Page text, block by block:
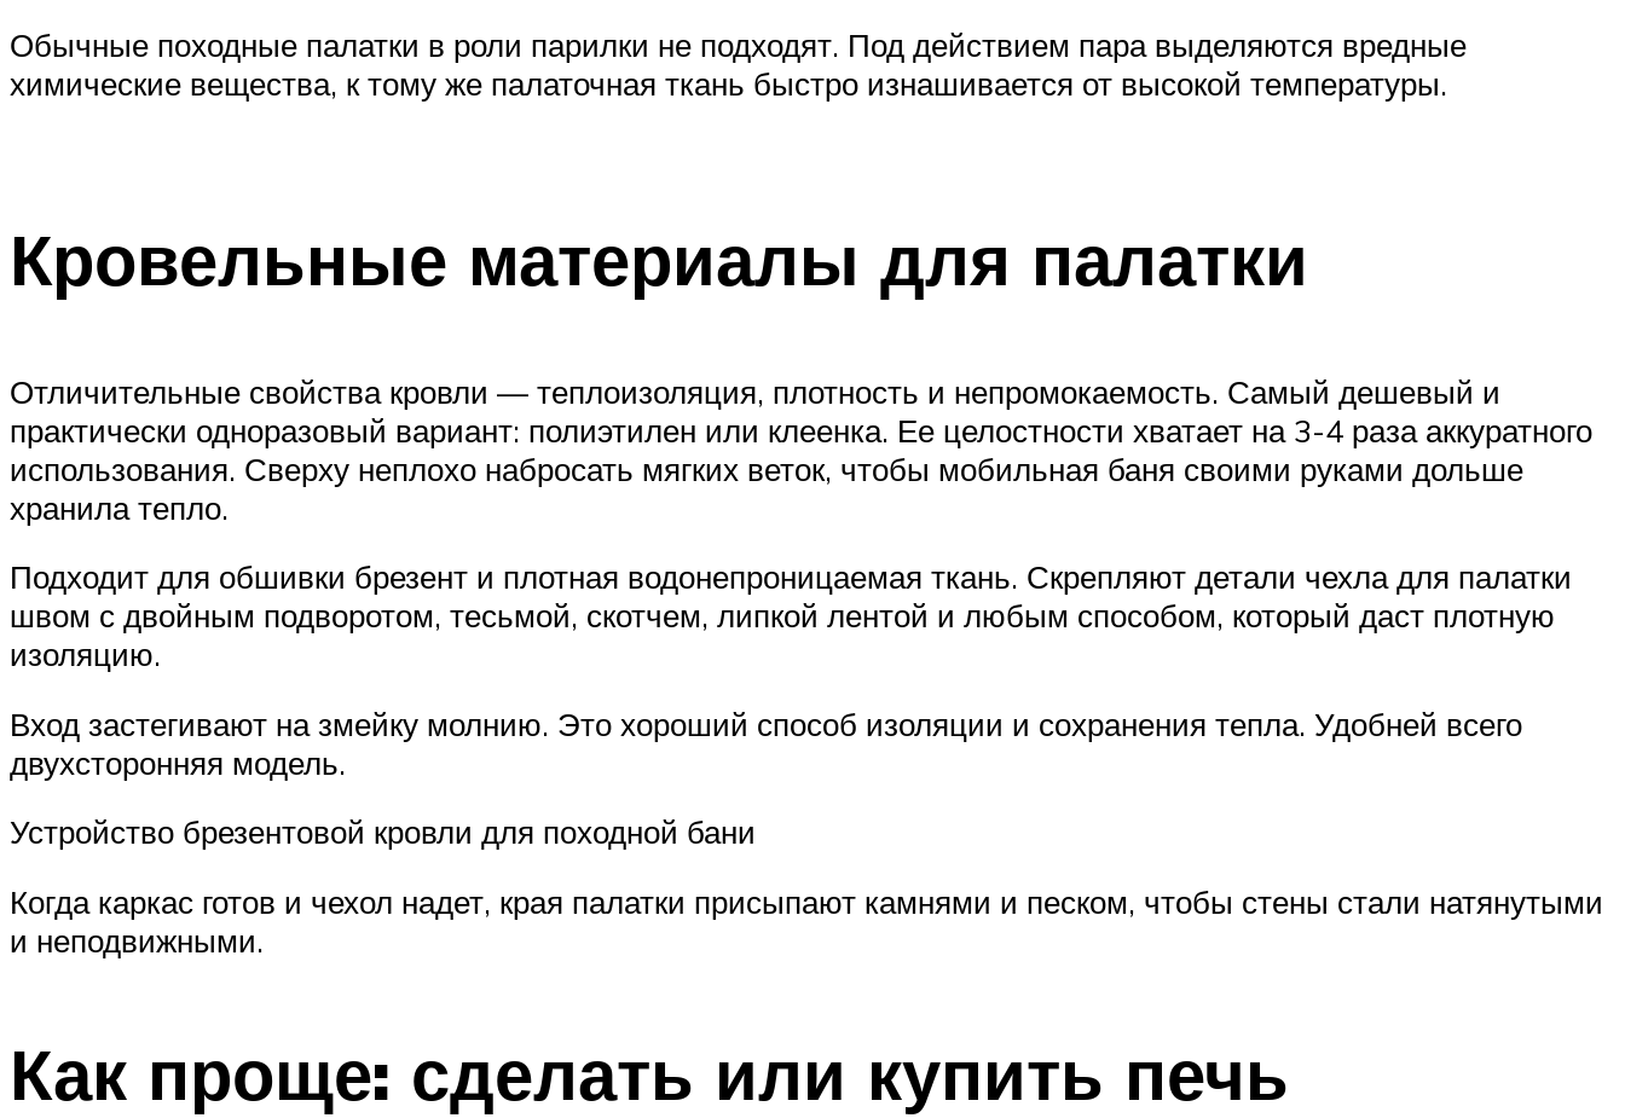
Обычные походные палатки в роли парилки не подходят. Под действием пара выделяются вредные
химические вещества, к тому же палаточная ткань быстро изнашивается от высокой температуры.
Кровельные материалы для палатки
Отличительные свойства кровли — теплоизоляция, плотность и непромокаемость. Самый дешевый и
практически одноразовый вариант: полиэтилен или клеенка. Ее целостности хватает на 3-4 раза аккуратного
использования. Сверху неплохо набросать мягких веток, чтобы мобильная баня своими руками дольше
хранила тепло.
Подходит для обшивки брезент и плотная водонепроницаемая ткань. Скрепляют детали чехла для палатки
швом с двойным подворотом, тесьмой, скотчем, липкой лентой и любым способом, который даст плотную
изоляцию.
Вход застегивают на змейку молнию. Это хороший способ изоляции и сохранения тепла. Удобней всего
двухсторонняя модель.
Устройство брезентовой кровли для походной бани
Когда каркас готов и чехол надет, края палатки присыпают камнями и песком, чтобы стены стали натянутыми
и неподвижными.
Как проще: сделать или купить печь